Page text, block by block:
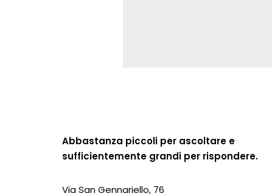
Abbastanza piccoli per ascoltare e
sufficientemente grandi per rispondere.
Via San Gennariello, 76